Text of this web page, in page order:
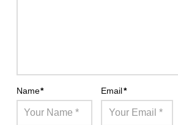
Name* Email*